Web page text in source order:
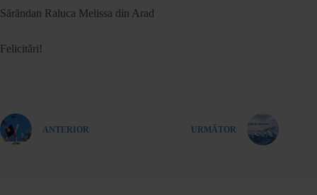
Sărăndan Raluca Melissa din Arad
Felicitări!
ANTERIOR URMĂTOR